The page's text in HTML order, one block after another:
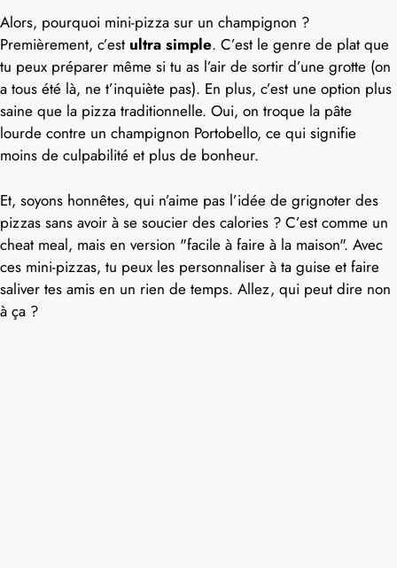
Alors, pourquoi mini-pizza sur un champignon ?
Premièrement, c’est ultra simple. C’est le genre de plat que
tu peux préparer même si tu as l’air de sortir d’une grotte (on
a tous été là, ne t’inquiète pas). En plus, c’est une option plus
saine que la pizza traditionnelle. Oui, on troque la pâte
lourde contre un champignon Portobello, ce qui signifie
moins de culpabilité et plus de bonheur.
Et, soyons honnêtes, qui n’aime pas l’idée de grignoter des
pizzas sans avoir à se soucier des calories ? C’est comme un
cheat meal, mais en version "facile à faire à la maison". Avec
ces mini-pizzas, tu peux les personnaliser à ta guise et faire
saliver tes amis en un rien de temps. Allez, qui peut dire non
à ça ?